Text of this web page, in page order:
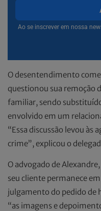
Ao se inscrever em nossa
O desentendimento
questionou sua remoção
familiar, sendo
envolvido em um
“Essa discussão levou às
crime”, explicou o
O advogado de
seu cliente permanece
julgamento do pedido de
“as imagens e